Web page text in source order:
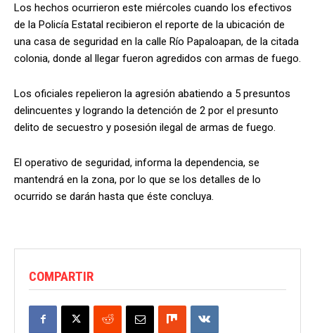
Los hechos ocurrieron este miércoles cuando los efectivos
de la Policía Estatal recibieron el reporte de la ubicación de
una casa de seguridad en la calle Río Papaloapan, de la citada
colonia, donde al llegar fueron agredidos con armas de fuego.
Los oficiales repelieron la agresión abatiendo a 5 presuntos
delincuentes y logrando la detención de 2 por el presunto
delito de secuestro y posesión ilegal de armas de fuego.
El operativo de seguridad, informa la dependencia, se
mantendrá en la zona, por lo que se los detalles de lo
ocurrido se darán hasta que éste concluya.
COMPARTIR